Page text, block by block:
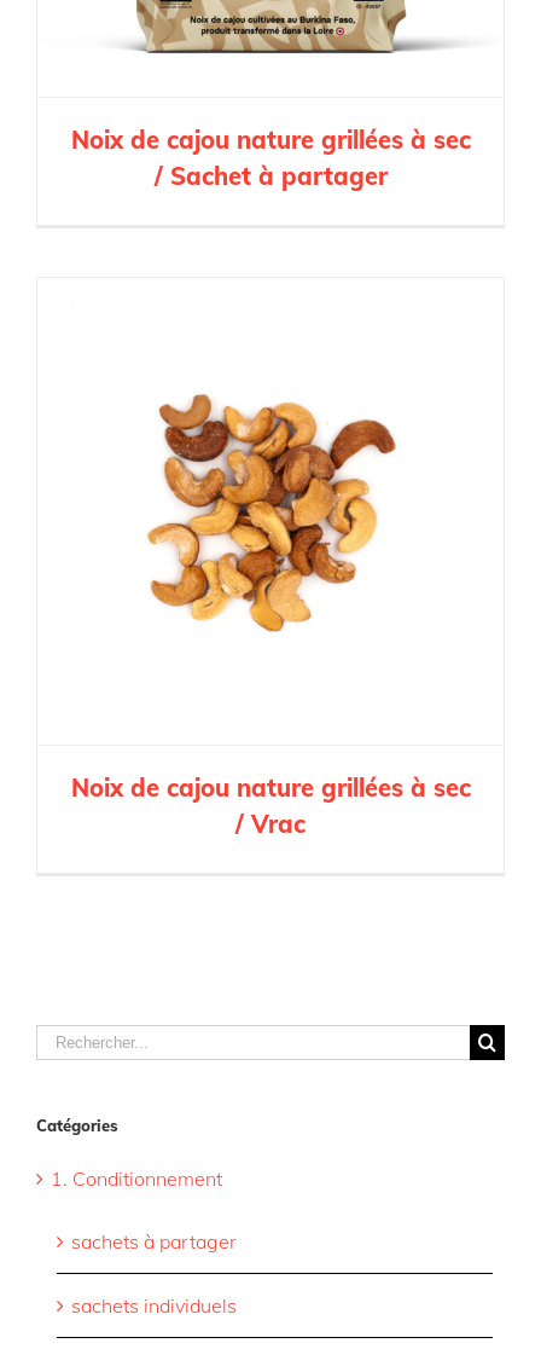
Noix de cajou nature grillées à sec
/ Sachet à partager
Noix de cajou nature grillées à sec
/ Vrac
Rechercher
Catégories
1. Conditionnement
sachets à partager
sachets individuels